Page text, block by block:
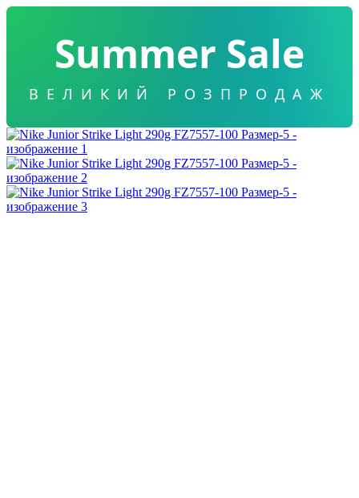
Summer Sale
ВЕЛИКИЙ РОЗПРОДАЖ